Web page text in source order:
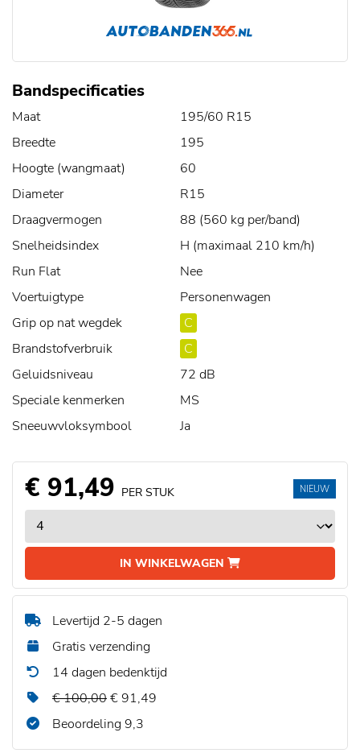
Bandspecificaties
Maat
195/60 R15
Breedte
195
Hoogte (wangmaat)
60
Diameter
R15
Draagvermogen
88 (560 kg per/band)
Snelheidsindex
H (maximaal 210 km/h)
Run Flat
Nee
Voertuigtype
Personenwagen
Grip op nat wegdek
C
Brandstofverbruik
C
Geluidsniveau
72 dB
Speciale kenmerken
MS
Sneeuwvloksymbool
Ja
€ 91,49 PER STUK
IN WINKELWAGEN
NIEUW
Levertijd 2-5 dagen
Gratis verzending
14 dagen bedenktijd
€ 100,00€ 91,49
Beoordeling 9,3